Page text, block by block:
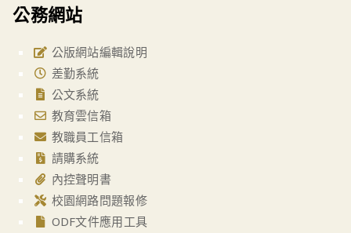
公務網站
公版網站編輯說明
差勤系統
公文系統
教育雲信箱
教職員工信箱
請購系統
內控聲明書
校園網路問題報修
ODF文件應用工具